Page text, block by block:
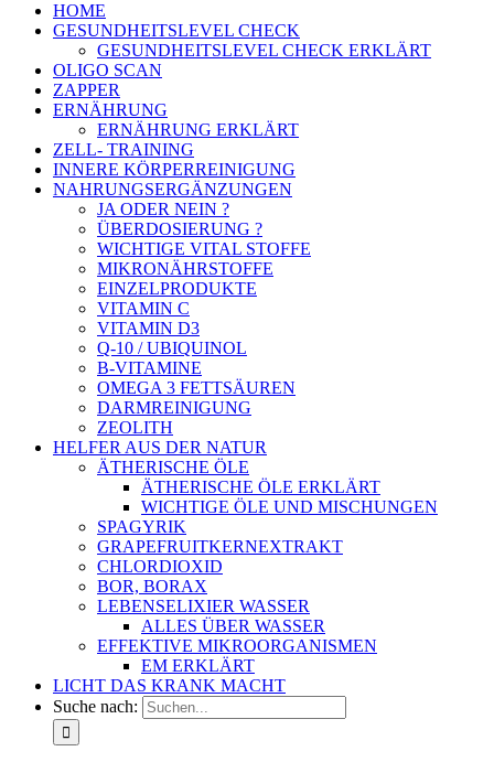
HOME
GESUNDHEITSLEVEL CHECK
GESUNDHEITSLEVEL CHECK ERKLÄRT
OLIGO SCAN
ZAPPER
ERNÄHRUNG
ERNÄHRUNG ERKLÄRT
ZELL- TRAINING
INNERE KÖRPERREINIGUNG
NAHRUNGSERGÄNZUNGEN
JA ODER NEIN ?
ÜBERDOSIERUNG ?
WICHTIGE VITAL STOFFE
MIKRONÄHRSTOFFE
EINZELPRODUKTE
VITAMIN C
VITAMIN D3
Q-10 / UBIQUINOL
B-VITAMINE
OMEGA 3 FETTSÄUREN
DARMREINIGUNG
ZEOLITH
HELFER AUS DER NATUR
ÄTHERISCHE ÖLE
ÄTHERISCHE ÖLE ERKLÄRT
WICHTIGE ÖLE UND MISCHUNGEN
SPAGYRIK
GRAPEFRUITKERNEXTRAKT
CHLORDIOXID
BOR, BORAX
LEBENSELIXIER WASSER
ALLES ÜBER WASSER
EFFEKTIVE MIKROORGANISMEN
EM ERKLÄRT
LICHT DAS KRANK MACHT
Suche nach: